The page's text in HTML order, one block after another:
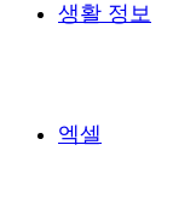
생활 정보
엑셀